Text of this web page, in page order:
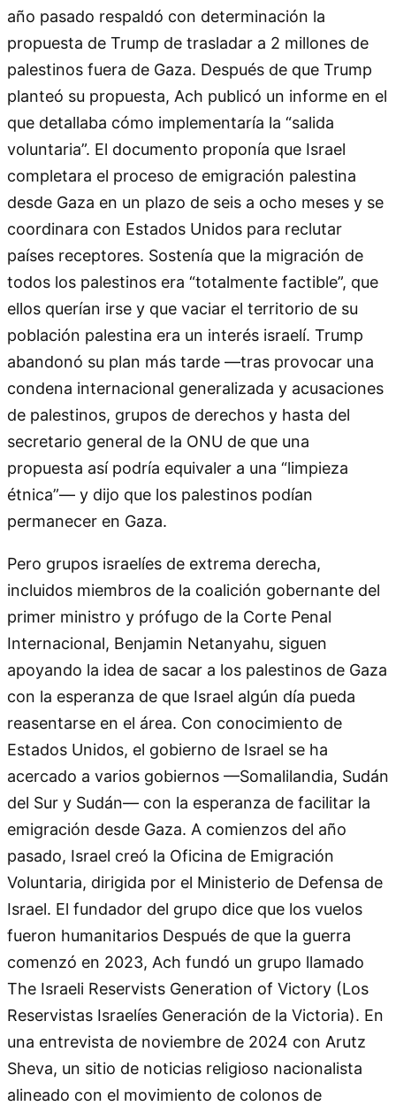
año pasado respaldó con determinación la
propuesta de Trump de trasladar a 2 millones de
palestinos fuera de Gaza. Después de que Trump
planteó su propuesta, Ach publicó un informe en el
que detallaba cómo implementaría la “salida
voluntaria”. El documento proponía que Israel
completara el proceso de emigración palestina
desde Gaza en un plazo de seis a ocho meses y se
coordinara con Estados Unidos para reclutar
países receptores. Sostenía que la migración de
todos los palestinos era “totalmente factible”, que
ellos querían irse y que vaciar el territorio de su
población palestina era un interés israelí. Trump
abandonó su plan más tarde —tras provocar una
condena internacional generalizada y acusaciones
de palestinos, grupos de derechos y hasta del
secretario general de la ONU de que una
propuesta así podría equivaler a una “limpieza
étnica”— y dijo que los palestinos podían
permanecer en Gaza.
Pero grupos israelíes de extrema derecha,
incluidos miembros de la coalición gobernante del
primer ministro y prófugo de la Corte Penal
Internacional, Benjamin Netanyahu, siguen
apoyando la idea de sacar a los palestinos de Gaza
con la esperanza de que Israel algún día pueda
reasentarse en el área. Con conocimiento de
Estados Unidos, el gobierno de Israel se ha
acercado a varios gobiernos —Somalilandia, Sudán
del Sur y Sudán— con la esperanza de facilitar la
emigración desde Gaza. A comienzos del año
pasado, Israel creó la Oficina de Emigración
Voluntaria, dirigida por el Ministerio de Defensa de
Israel. El fundador del grupo dice que los vuelos
fueron humanitarios Después de que la guerra
comenzó en 2023, Ach fundó un grupo llamado
The Israeli Reservists Generation of Victory (Los
Reservistas Israelíes Generación de la Victoria). En
una entrevista de noviembre de 2024 con Arutz
Sheva, un sitio de noticias religioso nacionalista
alineado con el movimiento de colonos de